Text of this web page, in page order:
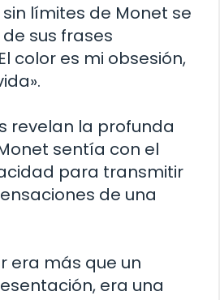
límites de Monet se
sus frases
color es mi obsesión,
revelan la profunda
sentía con el
para transmitir
de una
era más que un
era una